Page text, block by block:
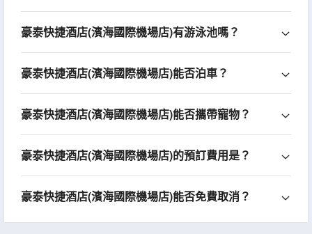
豪泰快捷酒店(濱海國際機場店)有游泳池嗎？
豪泰快捷酒店(濱海國際機場店)能否泊車？
豪泰快捷酒店(濱海國際機場店)能否攜帶寵物？
豪泰快捷酒店(濱海國際機場店)的預訂費用是？
豪泰快捷酒店(濱海國際機場店)能否免費取消？